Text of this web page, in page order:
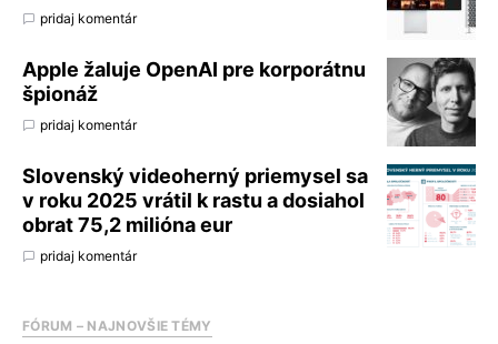
pridaj komentár
Apple žaluje OpenAI pre korporátnu
špionáž
pridaj komentár
Slovenský videoherný priemysel sa
v roku 2025 vrátil k rastu a dosiahol
obrat 75,2 milióna eur
pridaj komentár
FÓRUM – NAJNOVŠIE TÉMY